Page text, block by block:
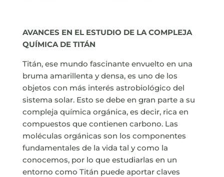
AVANCES EN EL ESTUDIO DE LA COMPLEJA
QUÍMICA DE TITÁN
Titán, ese mundo fascinante envuelto en una
bruma amarillenta y densa, es uno de los
objetos con más interés astrobiológico del
sistema solar. Esto se debe en gran parte a su
compleja química orgánica, es decir, rica en
compuestos que contienen carbono. Las
moléculas orgánicas son los componentes
fundamentales de la vida tal y como la
conocemos, por lo que estudiarlas en un
entorno como Titán puede aportar claves